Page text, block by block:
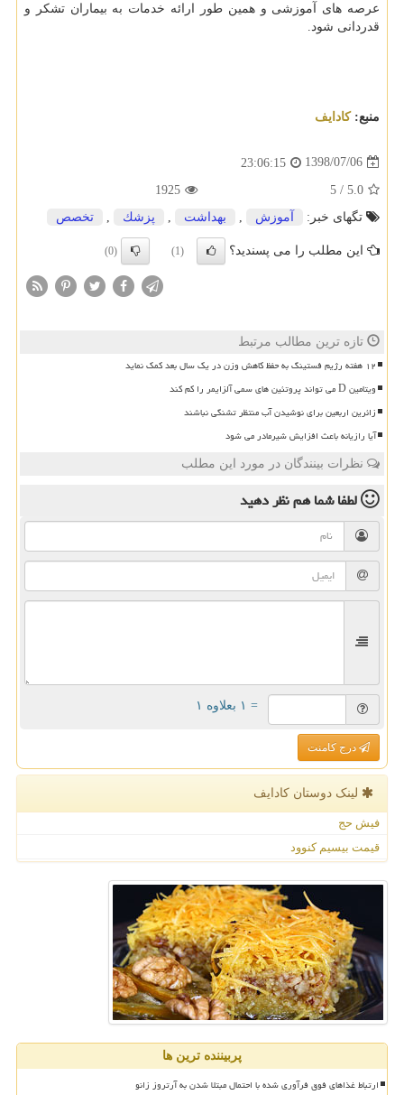
عرصه های آموزشی و همین طور ارائه خدمات به بیماران تشكر و
قدردانی شود.
منبع:كادایف
1398/07/06
23:06:15
5.0
/
5
1925
تگهای خبر:
آموزش بهداشت پزشك تخصص
این مطلب را می پسندید؟ (1)
(0)
تازه ترین مطالب مرتبط
۱۲ هفته رژیم فستینگ به حفظ کاهش وزن در یک سال بعد کمک نماید
ویتامین D می تواند پروتئین های سمی آلزایمر را کم کند
زائرین اربعین برای نوشیدن آب منتظر تشنگی نباشند
آیا رازیانه باعث افزایش شیرمادر می شود
نظرات بینندگان در مورد این مطلب
لطفا شما همنظر دهید
= ۱ بعلاوه ۱
درج کامنت
لینک دوستان كادایف
فیش حج
قیمت بیسیم کنوود
پربیننده ترین ها
ارتباط غذاهای فوق فرآوری شده با احتمال مبتلا شدن به آرتروز زانو